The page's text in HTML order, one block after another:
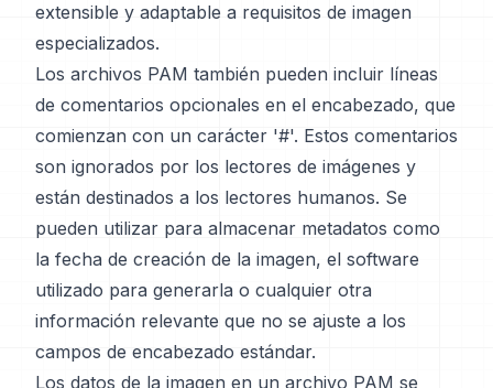
extensible y adaptable a requisitos de imagen
especializados.
Los archivos PAM también pueden incluir líneas
de comentarios opcionales en el encabezado, que
comienzan con un carácter '#'. Estos comentarios
son ignorados por los lectores de imágenes y
están destinados a los lectores humanos. Se
pueden utilizar para almacenar metadatos como
la fecha de creación de la imagen, el software
utilizado para generarla o cualquier otra
información relevante que no se ajuste a los
campos de encabezado estándar.
Los datos de la imagen en un archivo PAM se